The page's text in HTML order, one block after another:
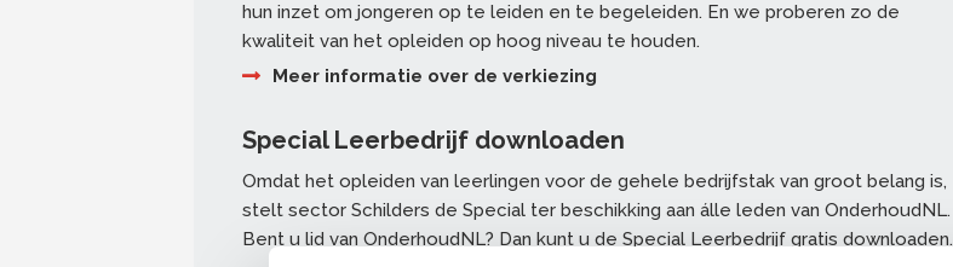
hun inzet om jongeren op te leiden en te begeleiden. En we proberen zo de
kwaliteit van het opleiden op hoog niveau te houden.
Meer informatie over de verkiezing
Special Leerbedrijf downloaden
Omdat het opleiden van leerlingen voor de gehele bedrijfstak van groot belang is,
stelt sector Schilders de Special ter beschikking aan álle leden van OnderhoudNL.
Bent u lid van OnderhoudNL? Dan kunt u de Special Leerbedrijf gratis downloaden.